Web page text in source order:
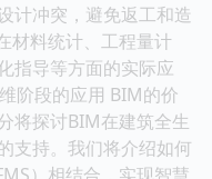
计冲突，避免返工和造
材料统计、工程量计
指导等方面的实际应
阶段的应用 BIM的价
将探讨BIM在建筑全生
支持。我们将介绍如何